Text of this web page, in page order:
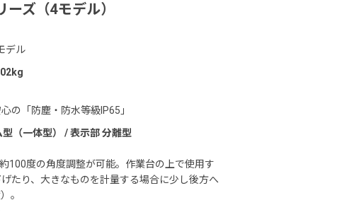
ズ（4モデル）
デル
の「防塵・防水等級IP65」
（一体型） / 表示部 分離型
100度の角度調整が可能。作業台の上で使用す
たり、大きなものを計量する場合に少し後方へ
。